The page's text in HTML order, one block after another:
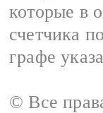
которые в
счетчика
графе
© Все